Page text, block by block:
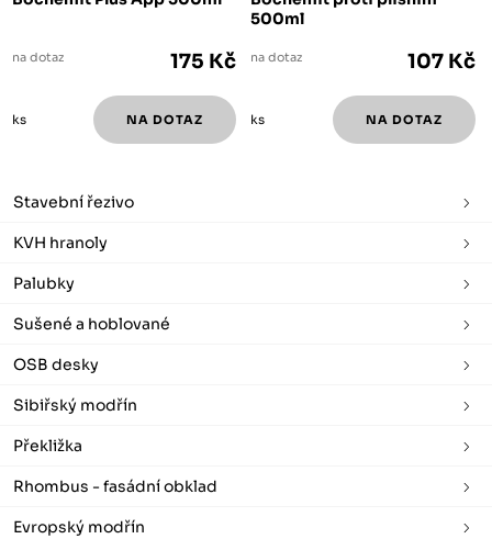
na dotaz 175 Kč
ks
500ml
na dotaz 107 Kč
ks
Stavební řezivo
KVH hranoly
Palubky
Sušené a hoblované
OSB desky
Sibiřský modřín
Překližka
Rhombus - fasádní obklad
Evropský modřín